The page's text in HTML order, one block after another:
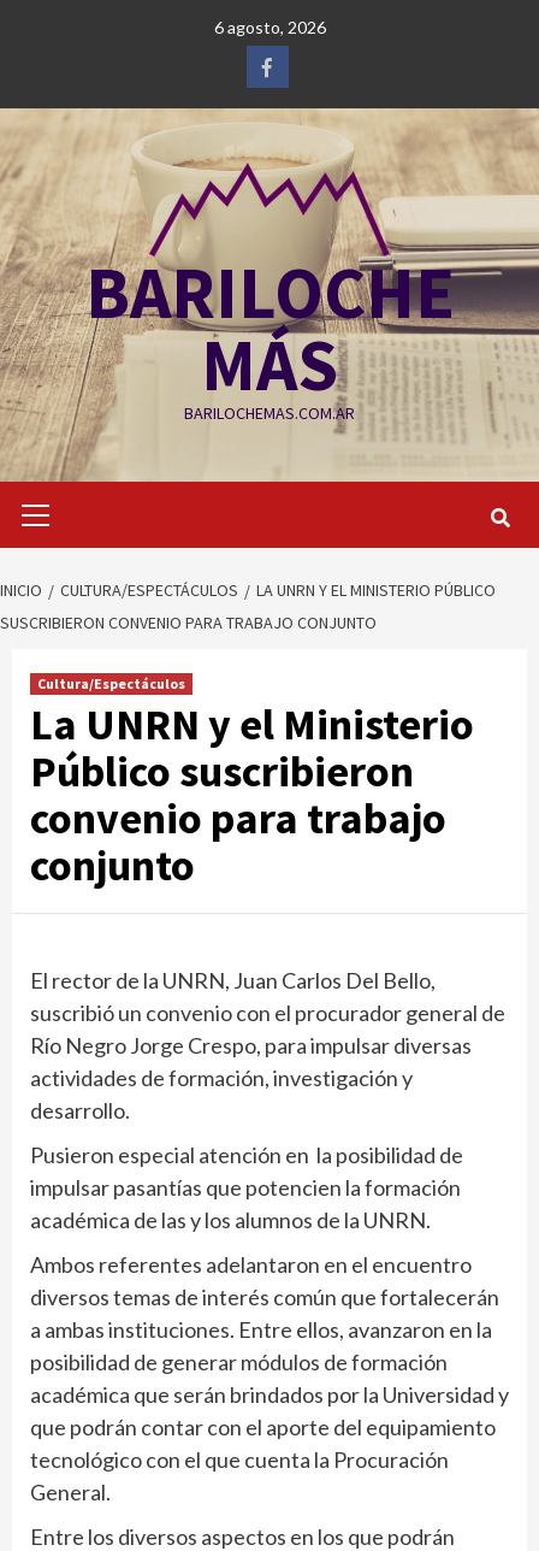
6 agosto, 2026
Facebook
BARILOCHE
MÁS
BARILOCHEMAS.COM.AR
primario
INICIO CULTURA/ESPECTÁCULOS
LA UNRN Y EL MINISTERIO PÚBLICO
SUSCRIBIERON CONVENIO PARA TRABAJO CONJUNTO
Cultura/Espectáculos
La UNRN y el Ministerio
Público suscribieron
convenio para trabajo
conjunto
El rector de la UNRN, Juan Carlos Del Bello,
suscribió un convenio con el procurador general de
Río Negro Jorge Crespo, para impulsar diversas
actividades de formación, investigación y
desarrollo.
Pusieron especial atención en la posibilidad de
impulsar pasantías que potencien la formación
académica de las y los alumnos de la UNRN.
Ambos referentes adelantaron en el encuentro
diversos temas de interés común que fortalecerán
a ambas instituciones. Entre ellos, avanzaron en la
posibilidad de generar módulos de formación
académica que serán brindados por la Universidad y
que podrán contar con el aporte del equipamiento
tecnológico con el que cuenta la Procuración
General.
Entre los diversos aspectos en los que podrán